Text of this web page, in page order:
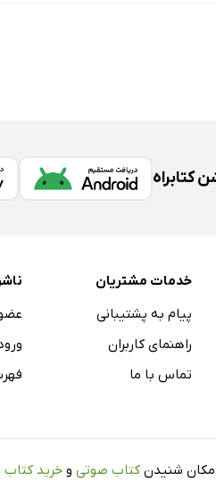
کتابراه
خدمات مشتریان
پیام به پشتیبانی
راهنمای کاربران
تماس با ما
شنیدن کتاب صوتی وخرید کتاب